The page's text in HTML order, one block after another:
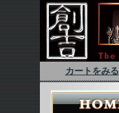
カートをみる